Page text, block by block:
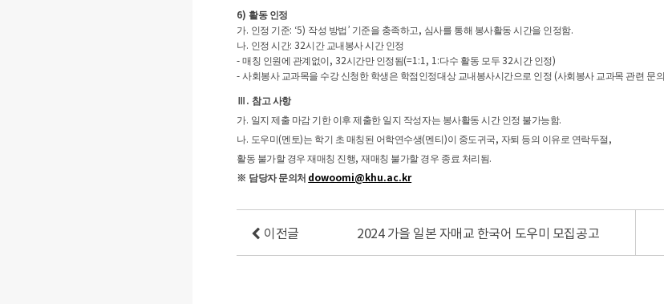
6) 활동 인정
가. 인정 기준: ‘5) 작성 방법 ’ 기준을 충족하고, 심사를 통해 봉사활동 시간을 인정함.
나. 인정 시간: 32시간 교내봉사 시간 인정
- 매칭 인원에 관계없이 , 32시간만 인정됨(=1:1, 1:다수 활동 모두 32시간 인정)
- 사회봉사 교과목을 수강 신청한 학생은 학점인정대상 교내봉사시간으로 인정 (사회봉사 교과목 관련 문의
. 참고 사항
가. 일지 제출 마감 기한 이후 제출한 일지 작성자는 봉사활동 시간 인정 불가능함.
나. 도우미(멘토)는 학기 초 매칭된 어학연수생(멘티 )이 중도귀국, 자퇴 등의 이유로 연락두절 ,
활동 불가할 경우 재매칭 진행,재매칭 불가할 경우 종료 처리됨.
※ 담당자 문의처 dowoomi@khu.ac.kr
이전글 2024 가을 일본 자매교 한국어 도우미 모집공고